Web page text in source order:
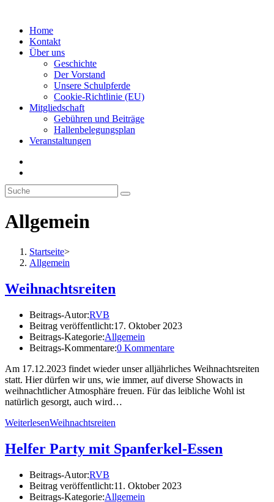
Home
Kontakt
Über uns
Geschichte
Der Vorstand
Unsere Schulpferde
Cookie-Richtlinie (EU)
Mitgliedschaft
Gebühren und Beiträge
Hallenbelegungsplan
Veranstaltungen
Allgemein
Startseite>
Allgemein
Weihnachtsreiten
Beitrags-Autor:RVB
Beitrag veröffentlicht:17. Oktober 2023
Beitrags-Kategorie:Allgemein
Beitrags-Kommentare:0 Kommentare
Am 17.12.2023 findet wieder unser alljährliches Weihnachtsreiten
statt. Hier dürfen wir uns, wie immer, auf diverse Showacts in
weihnachtlicher Atmosphäre freuen. Für das leibliche Wohl ist
natürlich gesorgt, auch wird…
WeiterlesenWeihnachtsreiten
Helfer Party mit Spanferkel-Essen
Beitrags-Autor:RVB
Beitrag veröffentlicht:11. Oktober 2023
Beitrags-Kategorie:Allgemein